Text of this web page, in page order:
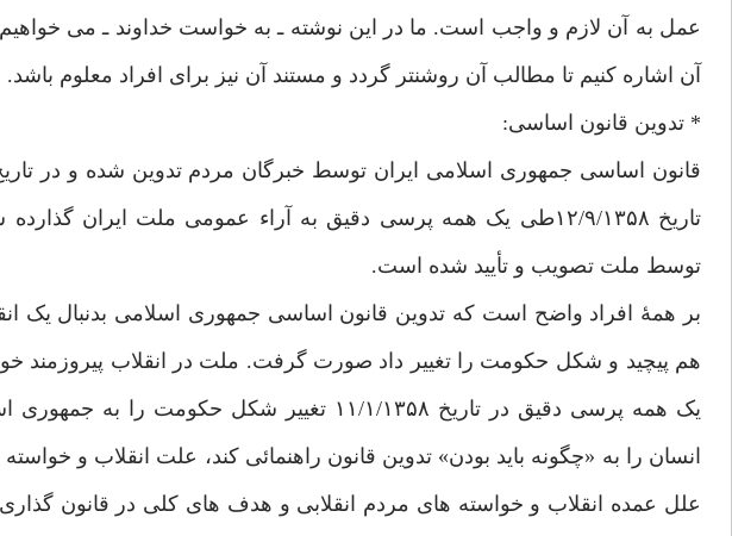
عمل به آن لازم و واجب است. ما در این نوشته ـ به خواست خداوند ـ می
آن اشاره کنیم تا مطالب آن روشنتر گردد و مستند آن نیز برای افراد معلوم باشد.
* تدوین قانون اساسی:
توسط ملت تصویب و تأیید شده است.
بر همۀ افراد واضح است که تدوین قانون اساسی جمهوری اسلامی بدنبال یک
هم پیچید و شکل حکومت را تغییر داد صورت گرفت. ملت در انقلاب پیروزمند
یک همه پرسی دقیق در تاریخ ۱۱/۱/۱۳۵۸ تغییر شکل
انسان را به «چگونه باید بودن» تدوین قانون راهنمائی کند، علت انقلاب و
علل عمده انقلاب و خواسته های مردم انقلابی و هدف های کلی در قانون گذاری